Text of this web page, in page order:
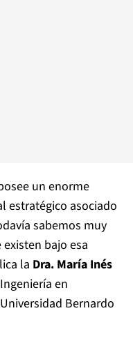
un enorme
estratégico asociado
sabemos muy
bajo esa
la Dra. María Inés
en
Bernardo